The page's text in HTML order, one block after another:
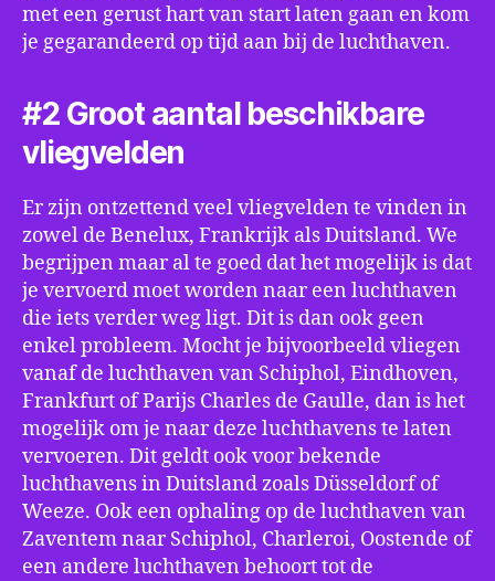
met een gerust hart van start laten gaan en kom
je gegarandeerd op tijd aan bij de luchthaven.
#2 Groot aantal beschikbare
vliegvelden
Er zijn ontzettend veel vliegvelden te vinden in
zowel de Benelux, Frankrijk als Duitsland. We
begrijpen maar al te goed dat het mogelijk is dat
je vervoerd moet worden naar een luchthaven
die iets verder weg ligt. Dit is dan ook geen
enkel probleem. Mocht je bijvoorbeeld vliegen
vanaf de luchthaven van Schiphol, Eindhoven,
Frankfurt of Parijs Charles de Gaulle, dan is het
mogelijk om je naar deze luchthavens te laten
vervoeren. Dit geldt ook voor bekende
luchthavens in Duitsland zoals Düsseldorf of
Weeze. Ook een ophaling op de luchthaven van
Zaventem naar Schiphol, Charleroi, Oostende of
een andere luchthaven behoort tot de